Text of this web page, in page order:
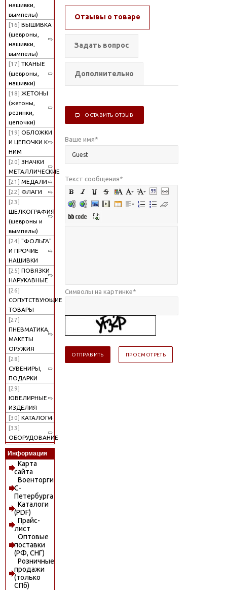
нашивки,
вымпелы)
[16] ВЫШИВКА
(шевроны,
нашивки,
вымпелы)
[17] ТКАНЫЕ
(шевроны,
нашивки)
[18] ЖЕТОНЫ
(жетоны,
резинки,
цепочки)
[19] ОБЛОЖКИ
И ЦЕПОЧКИ К
НИМ
[20] ЗНАЧКИ
МЕТАЛЛИЧЕСКИЕ
[21] МЕДАЛИ
[22] ФЛАГИ
[23]
ШЕЛКОГРАФИЯ
(шевроны и
вымпелы)
[24] "ФОЛЬГА"
И ПРОЧИЕ
НАШИВКИ
[25] ПОВЯЗКИ
НАРУКАВНЫЕ
[26]
СОПУТСТВУЮЩИЕ
ТОВАРЫ
[27]
ПНЕВМАТИКА,
МАКЕТЫ
ОРУЖИЯ
[28]
СУВЕНИРЫ,
ПОДАРКИ
[29]
ЮВЕЛИРНЫЕ
ИЗДЕЛИЯ
[30] КАТАЛОГИ
[33]
ОБОРУДОВАНИЕ
Информация
Карта
сайта
Военторги
С-
Петербурга
Каталоги
(PDF)
Прайс-
лист
Оптовые
поставки
(РФ, СНГ)
Розничные
продажи
(только
СПб)
Отзывы о товаре
Задать вопрос
Дополнительно
ОСТАВИТЬ ОТЗЫВ
Ваше имя*
Текст сообщения*
Символы на картинке*